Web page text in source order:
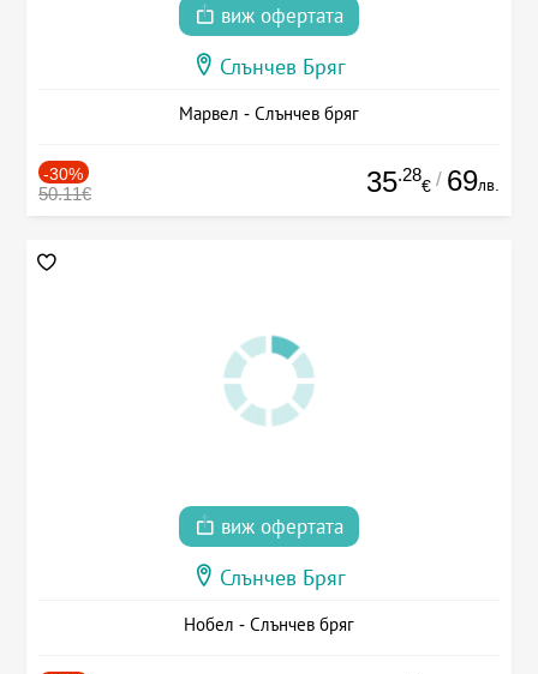
виж офертата
Слънчев Бряг
Марвел - Слънчев бряг
-30%
50.11€ 35.28
€ / 69лв.
виж офертата
Слънчев Бряг
Нобел - Слънчев бряг